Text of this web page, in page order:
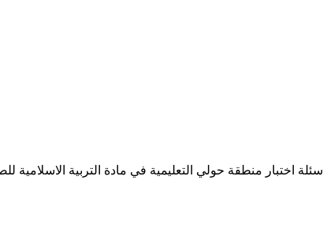
أسئلة اختبار منطقة حولي التعليمية في مادة التربية